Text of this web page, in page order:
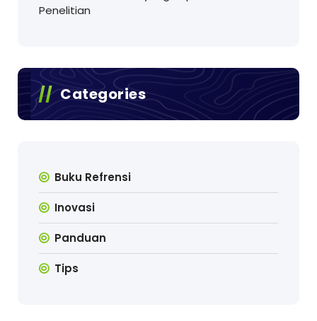
Penelitian
Categories
Buku Refrensi
Inovasi
Panduan
Tips